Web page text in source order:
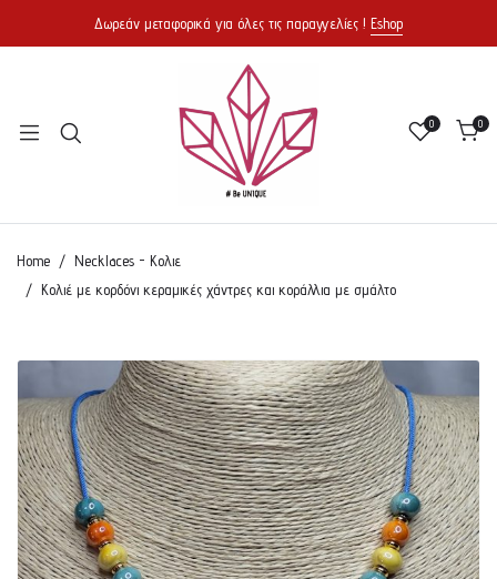
Δωρεάν μεταφορικά για όλες τις παραγγελίες ! Eshop
0 0
Home
Necklaces - Κολιε
Κολιέ με κορδόνι κεραμικές χάντρες και κοράλλια με σμάλτο